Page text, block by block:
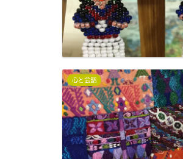
心と会話